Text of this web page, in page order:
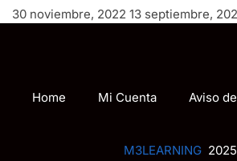
30 noviembre, 2022 13 septiembre,
Home Mi Cuenta Aviso
M3LEARNING2025